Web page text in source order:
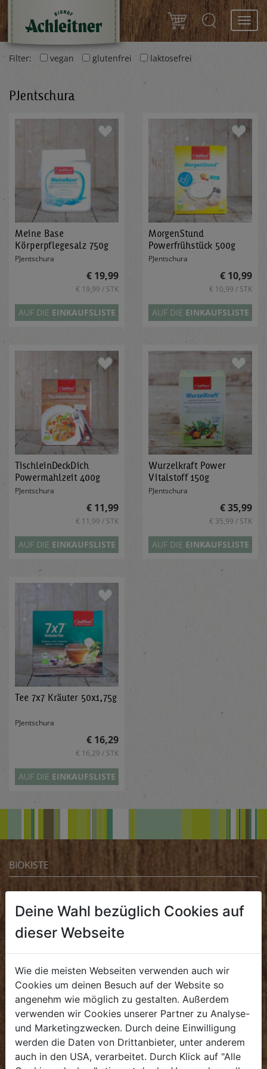
Filter:
vegan glutenfrei laktosefrei
PJentschura
Meine Base
Körperpflegesalz 750g
PJentschura
€ 19,99
€ 19,99 / STK
AUF DIE EINKAUFSLISTE
MorgenStund
Powerfrühstück 500g
PJentschura
€ 10,99
€ 10,99 / STK
AUF DIE EINKAUFSLISTE
TischleinDeckDich
Powermahlzeit 400g
PJentschura
€ 11,99
€ 11,99 / STK
AUF DIE EINKAUFSLISTE
Wurzelkraft Power
Vitalstoff 150g
PJentschura
€ 35,99
€ 35,99 / STK
AUF DIE EINKAUFSLISTE
Tee 7x7 Kräuter 50x1,75g
PJentschura
€ 16,29
€ 16,29 / STK
AUF DIE EINKAUFSLISTE
BIOKISTE
Kundenservice
Mo - Do: 8.00 - 16.00 Uhr
Fr: 8.00 - 15.00 Uhr
E.dieBiokiste@biohof.at
.+43 7272 2597
FRISCHMARKT
Öffnungszeiten
Mo - Fr: 8.00 - 18.00 Uhr
Deine Wahl bezüglich Cookies auf
dieser Webseite
Wie die meisten Webseiten verwenden auch wir
Cookies um deinen Besuch auf der Website so
angenehm wie möglich zu gestalten. Außerdem
verwenden wir Cookies unserer Partner zu Analyse-
und Marketingzwecken. Durch deine Einwilligung
werden die Daten von Drittanbieter, unter anderem
auch in den USA, verarbeitet. Durch Klick auf "Alle